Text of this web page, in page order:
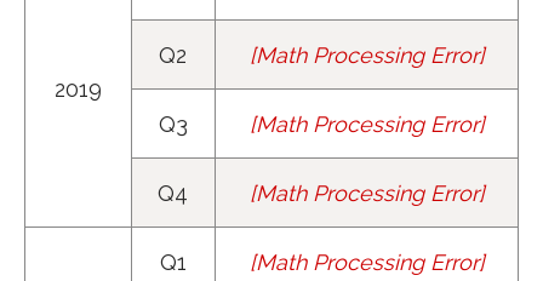
2019
Q2 [Math Processing Error]
y6=144
Q3 [Math Processing Error]
y7=196
Q4 [Math Processing Error]
y8=140
Q1 [Math Processing Error]
y9=133